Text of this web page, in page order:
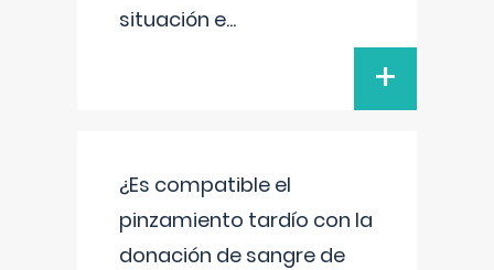
situación e...
+
¿Es compatible el
pinzamiento tardío con la
donación de sangre de